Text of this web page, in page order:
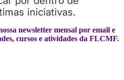
newsletter mensal por email e
cursos e atividades da FLCMF.
iniciativas.